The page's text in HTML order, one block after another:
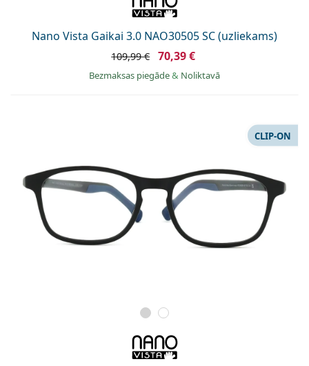
Nano Vista Gaikai 3.0 NAO30505 SC (uzliekams)
109,99 € 70,39 €
Bezmaksas piegāde& Noliktavā
CLIP-ON